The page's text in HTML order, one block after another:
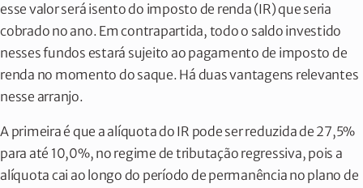
esse valor será isento do imposto de renda (IR) que seria
cobrado no ano. Em contrapartida, todo o saldo investido
nesses fundos estará sujeito ao pagamento de imposto de
renda no momento do saque. Há duas vantagens relevantes
nesse arranjo.
A primeira é que a alíquota do IR pode ser reduzida de 27,5%
para até 10,0%, no regime de tributação regressiva, pois a
alíquota cai ao longo do período de permanência no plano de